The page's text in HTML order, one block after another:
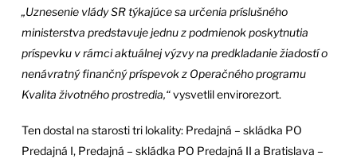
„Uznesenie vlády SR týkajúce sa určenia príslušného
ministerstva predstavuje jednu z podmienok poskytnutia
príspevku v rámci aktuálnej výzvy na predkladanie žiadostí o
nenávratný finančný príspevok z Operačného programu
Kvalita životného prostredia,“vysvetlil envirorezort.
Ten dostal na starosti tri lokality: Predajná – skládka PO
Predajná I, Predajná – skládka PO Predajná II a Bratislava –